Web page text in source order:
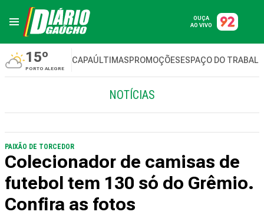
OUÇA
AO VIVO
15º
PORTO ALEGRE
CAPAÚLTIMASPROMOÇÕESESPAÇO DO
NOTÍCIAS
PAIXÃO DE TORCEDOR
Colecionador de camisas de
futebol tem 130 só do Grêmio.
Confira as fotos